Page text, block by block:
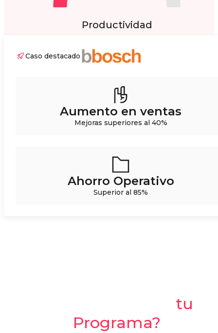
Productividad
Caso destacado
Aumento en ventas
Mejoras superiores al 40%
Ahorro Operativo
Superior al 85%
tu
Programa?